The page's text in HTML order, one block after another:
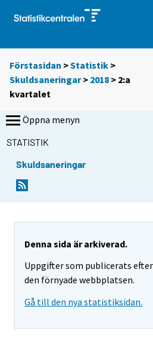
Förstasidan >Statistik >
Skuldsaneringar> 2018 > 2:a
kvartalet
Öppna menyn
STATISTIK
Skuldsaneringar
Denna sida är arkiverad.
Uppgifter som publicerats efter
den förnyade webbplatsen.
Gå till den nya statistiksidan.